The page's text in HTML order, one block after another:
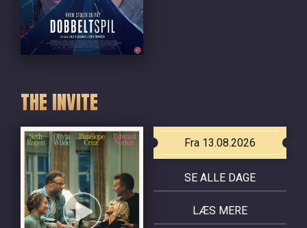
THE INVITE
Fra 13.08.2026
SE ALLE DAGE
LÆS MERE